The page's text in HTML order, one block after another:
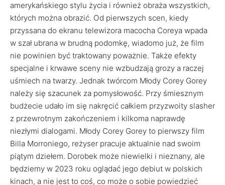
amerykańskiego stylu życia i również obraża wszystkich,
których można obrazić. Od pierwszych scen, kiedy
przyssana do ekranu telewizora macocha Coreya wpada
w szał ubrana w brudną podomkę, wiadomo już, że film
nie powinien być traktowany poważnie. Także efekty
specjalne i krwawe sceny nie wzbudzają grozy a raczej
uśmiech na twarzy. Jednak twórcom Młody Corey Gorey
należy się szacunek za pomysłowość. Przy śmiesznym
budżecie udało im się nakręcić całkiem przyzwoity slasher
z przewrotnym zakończeniem i kilkoma naprawdę
niezłymi dialogami. Młody Corey Gorey to pierwszy film
Billa Morroniego, reżyser pracuje aktualnie nad swoim
piątym dziełem. Dorobek może niewielki i nieznany, ale
będziemy w 2023 roku oglądać jego debiut w polskich
kinach, a nie jest to coś, co może o sobie powiedzieć